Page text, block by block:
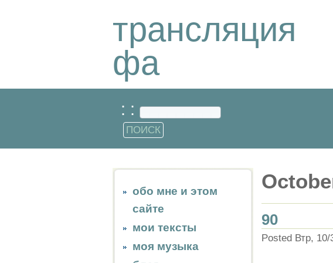
трансляция
фа
: :
обо мне и этом
сайте
мои тексты
моя музыка
90
Posted Втр,